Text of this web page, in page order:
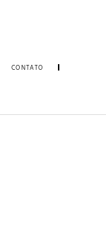
CONTATO